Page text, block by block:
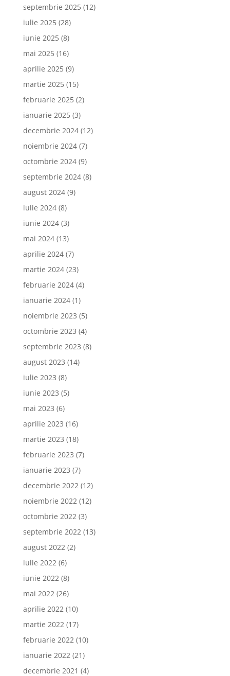
septembrie 2025(12)
iulie 2025(28)
iunie 2025(8)
mai 2025(16)
aprilie 2025(9)
martie 2025(15)
februarie 2025(2)
ianuarie 2025(3)
decembrie 2024(12)
noiembrie 2024(7)
octombrie 2024(9)
septembrie 2024(8)
august 2024(9)
iulie 2024(8)
iunie 2024(3)
mai 2024(13)
aprilie 2024(7)
martie 2024(23)
februarie 2024(4)
ianuarie 2024(1)
noiembrie 2023 (5)
octombrie 2023 (4)
septembrie 2023 (8)
august 2023 (14)
iulie 2023 (8)
iunie 2023 (5)
mai 2023 (6)
aprilie 2023 (16)
martie 2023 (18)
februarie 2023 (7)
ianuarie 2023 (7)
decembrie 2022(12)
noiembrie 2022(12)
octombrie 2022(3)
septembrie 2022(13)
august 2022(2)
iulie 2022(6)
iunie 2022(8)
mai 2022(26)
aprilie 2022(10)
martie 2022(17)
februarie 2022(10)
ianuarie 2022(21)
decembrie 2021 (4)